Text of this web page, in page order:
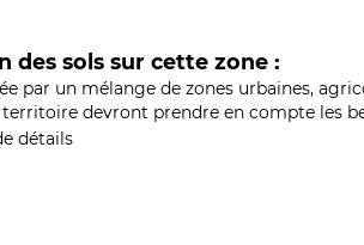
des sols sur cette zone :
par un mélange de zones urbaines,
devront prendre en compte les
détails